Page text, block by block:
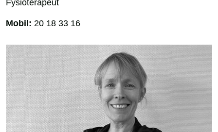
Fysioterapeut
Mobil: 20 18 33 16